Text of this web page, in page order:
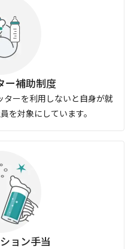
ー補助制度
ーを利用しないと自身が就
を対象にしています。
ョン手当